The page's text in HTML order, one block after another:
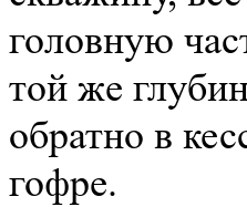
головную
той же
обратно в
гофре.